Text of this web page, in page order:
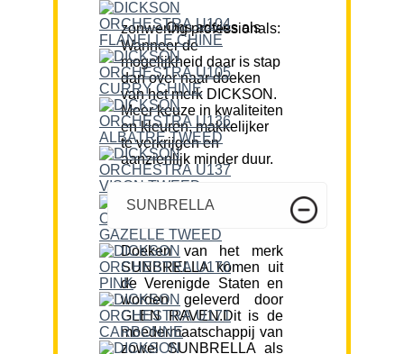
Ons advies als zonwering professionals:
Wanneer de
mogelijkheid daar is stap
dan over naar doeken
van het merk DICKSON.
Meer keuze in kwaliteiten
en kleuren, makkelijker
te verkrijgen en
aanzienlijk minder duur.
SUNBRELLA
Doeken van het merk
SUNBRELLA komen uit
de Verenigde Staten en
worden geleverd door
GLEN RAVEN.Dit is de
moedermaatschappij van
zowel SUNBRELLA als